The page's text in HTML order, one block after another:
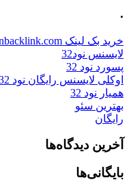
.
خرید بک لینک behtarinbacklink.com
لایسنس نود32
پسورد نود 32
اوکلی لایسنس رایگان نود 32
همیار نود 32
بهترین سئو
رایگان
آخرین دیدگاه‌ها
بایگانی‌ها